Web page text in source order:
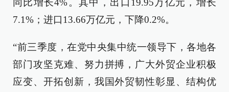
同比增长4%。其中，出口19.95万亿元，增长
7.1%；进口13.66万亿元，下降0.2%。
“前三季度，在党中央集中统一领导下，各地各
部门攻坚克难、努力拼搏，广大外贸企业积极
应变、开拓创新，我国外贸韧性彰显、结构优